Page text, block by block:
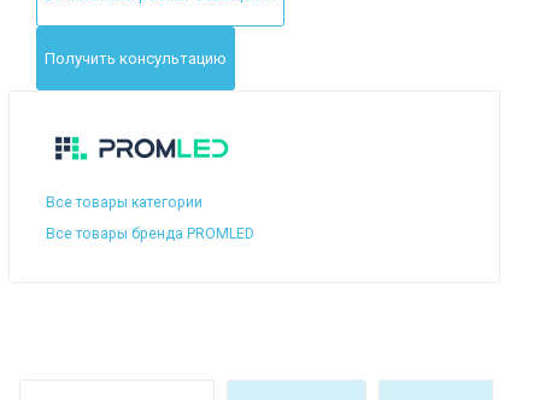
Получить консультацию
Все товары категории
Все товары бренда PROMLED